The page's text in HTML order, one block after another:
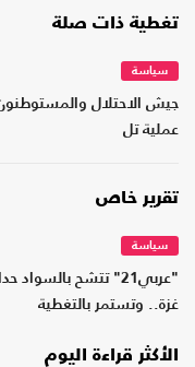
تغطية ذات صلة
سياسة
جيش الاحتلال
عملية تل
تقرير خاص
سياسة
"عربي21" تتشح
غزة.. وتستمر بالتغطية
الأكثر قراءة اليوم